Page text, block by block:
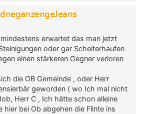
erwartet das man jetzt
oder gar Scheiterhaufen
einen stärkeren Gegner verloren
die OB Gemeinde , oder Herr
geworden ( wo Ich mal nicht
Herr C , Ich hätte schon alleine
hier bei Ob abgehen die Flinte ins